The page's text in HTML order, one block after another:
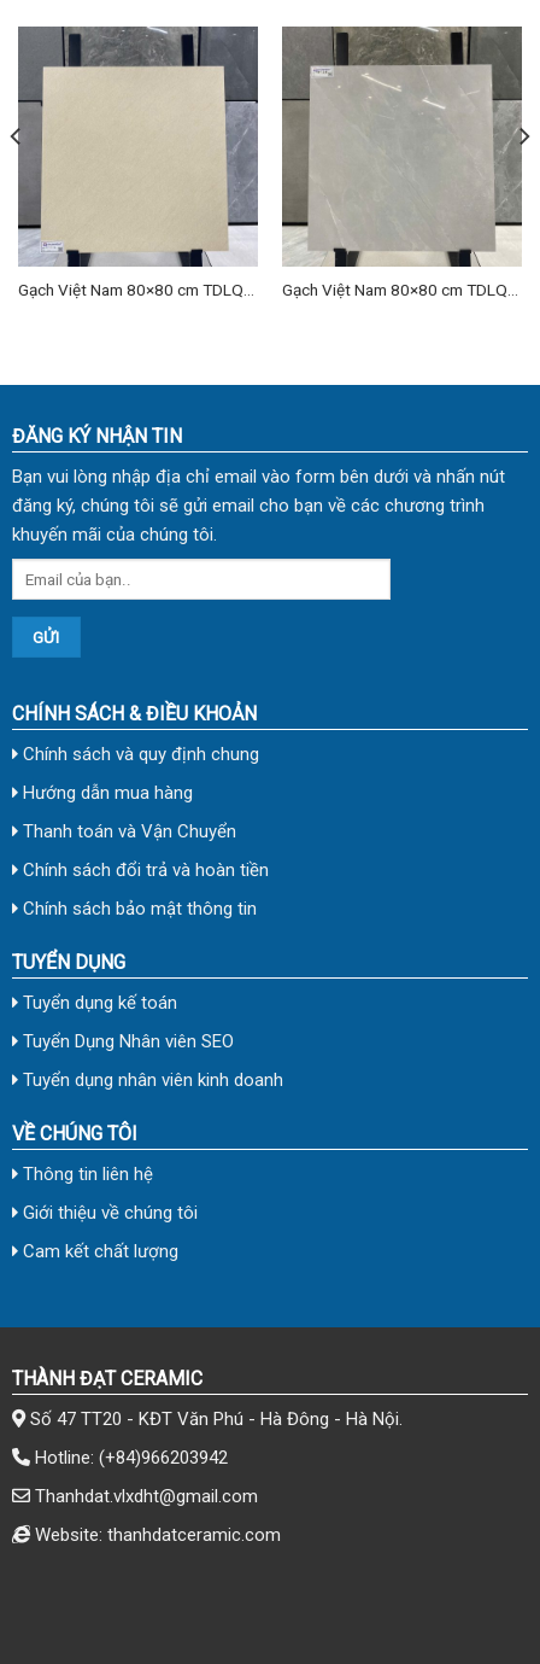
Gạch Việt Nam 80×80 cm TDLQ-
Gạch Việt Nam 80×80 cm TDLQ-
ĐĂNG KÝ NHẬN TIN
Bạn vui lòng nhập địa chỉ email vào form bên dưới và nhấn nút
đăng ký, chúng tôi sẽ gửi email cho bạn về các chương trình
khuyến mãi của chúng tôi.
CHÍNH SÁCH & ĐIỀU KHOẢN
Chính sách và quy định chung
Hướng dẫn mua hàng
Thanh toán và Vận Chuyển
Chính sách đổi trả và hoàn tiền
Chính sách bảo mật thông tin
TUYỂN DỤNG
Tuyển dụng kế toán
Tuyển Dụng Nhân viên SEO
Tuyển dụng nhân viên kinh doanh
VỀ CHÚNG TÔI
Thông tin liên hệ
Giới thiệu về chúng tôi
Cam kết chất lượng
THÀNH ĐẠT CERAMIC
Số 47 TT20 - KĐT Văn Phú - Hà Đông - Hà Nội.
Hotline: (+84)966203942
Thanhdat.vlxdht@gmail.com
Website: thanhdatceramic.com